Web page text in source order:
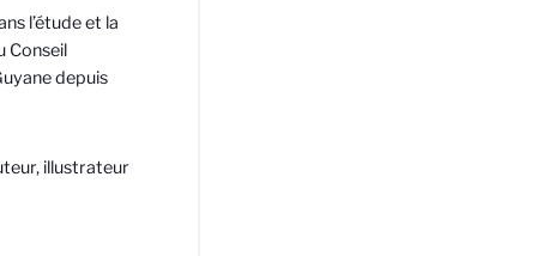
l’étude et la
Conseil
depuis
illustrateur